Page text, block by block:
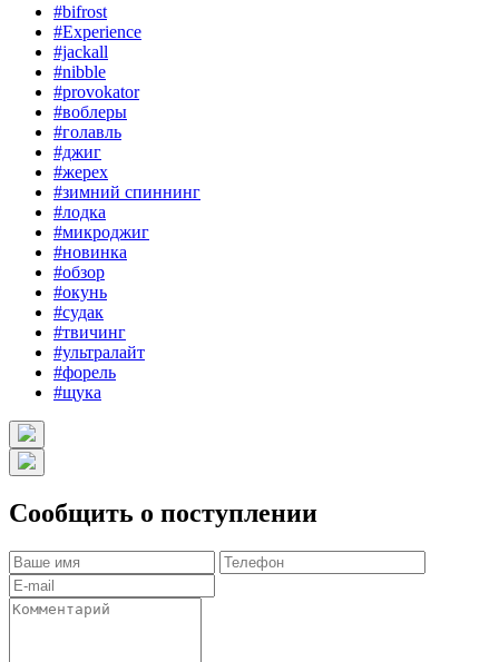
#bifrost
#Experience
#jackall
#nibble
#provokator
#воблеры
#голавль
#джиг
#жерех
#зимний спиннинг
#лодка
#микроджиг
#новинка
#обзор
#окунь
#судак
#твичинг
#ультралайт
#форель
#щука
Сообщить о поступлении